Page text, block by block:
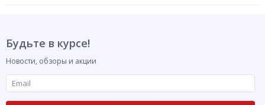
Будьте в курсе!
Новости, обзоры и акции